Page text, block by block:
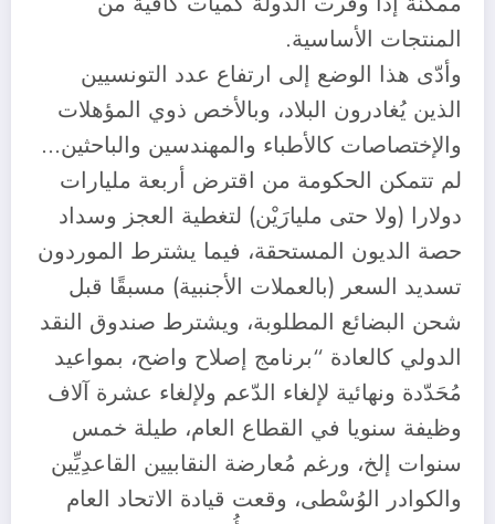
المنتجات الأساسية.
وأدّى هذا الوضع إلى ارتفاع عدد التونسيين
الذين يُغادرون البلاد، وبالأخص ذوي المؤهلات
والإختصاصات كالأطباء والمهندسين والباحثين…
لم تتمكن الحكومة من اقترض أربعة مليارات
دولارا (ولا حتى مليارَيْن) لتغطية العجز وسداد
حصة الديون المستحقة، فيما يشترط الموردون
تسديد السعر (بالعملات الأجنبية) مسبقًا قبل
شحن البضائع المطلوبة، ويشترط صندوق النقد
الدولي كالعادة “برنامج إصلاح واضح، بمواعيد
مُحَدّدة ونهائية لإلغاء الدّعم ولإلغاء عشرة آلاف
وظيفة سنويا في القطاع العام، طيلة خمس
سنوات إلخ، ورغم مُعارضة النقابيين القاعدِيِّين
والكوادر الوُسْطى، وقعت قيادة الاتحاد العام